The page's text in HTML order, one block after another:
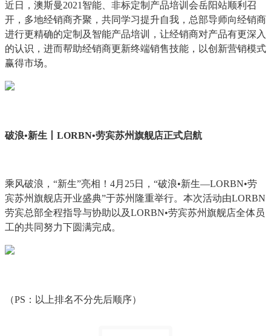
近日，澳斯曼2021智能、非标定制产品培训会岳阳站顺利召
开，多地经销商齐聚，共同学习提升自我，总部导师向经销商
进行更精确的定制及智能产品培训，让经销商对产品有更深入
的认识，进而帮助经销商更新终端销售技能，以创新营销模式
赢得市场。
破浪•新生丨LORBN•劳宾苏州旗舰店正式启航
乘风破浪，“新生”亮相！4月25日，“破浪•新生—LORBN•劳
宾苏州旗舰店开业盛典”于苏州隆重举行。本次活动由LORBN
劳宾总部全程指导与协助以及LORBN•劳宾苏州旗舰店全体员
工的共同努力下圆满完成。
（PS：以上排名不分先后顺序）